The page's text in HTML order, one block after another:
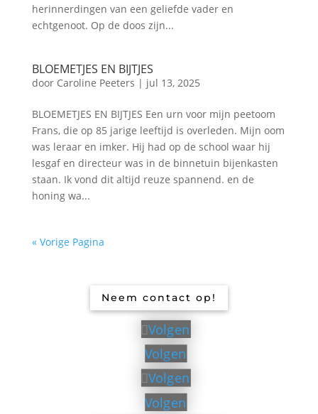
herinnerdingen van een geliefde vader en
echtgenoot. Op de doos zijn...
BLOEMETJES EN BIJTJES
door Caroline Peeters | jul 13, 2025
BLOEMETJES EN BIJTJES Een urn voor mijn peetoom
Frans, die op 85 jarige leeftijd is overleden. Mijn oom
was leraar en imker. Hij had op de school waar hij
lesgaf en directeur was in de binnetuin bijenkasten
staan. Ik vond dit altijd reuze spannend. en de
honing wa...
« Vorige Pagina
Neem contact op!
Volgen
Volgen
Volgen
Volgen